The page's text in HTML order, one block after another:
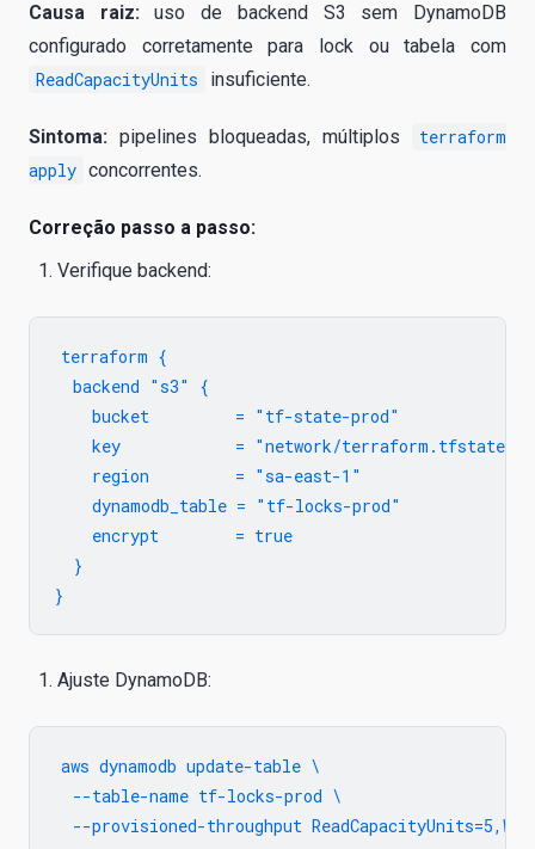
Causa raiz:uso de backend S3 sem DynamoDB
configurado corretamente para lock ou tabela com
ReadCapacityUnits
insuficiente.
Sintoma: pipelines bloqueadas, múltiplos
terraform
apply concorrentes.
Correção passo a passo:
Verifique backend:
terraform {
  backend "s3" {
    bucket         = "tf-state-prod"
    key            = "network/terraform.tfstate"
    region         = "sa-east-1"
    dynamodb_table = "tf-locks-prod"
    encrypt        = true
  }
Ajuste DynamoDB:
aws dynamodb update-table \
  --table-name tf-locks-prod \